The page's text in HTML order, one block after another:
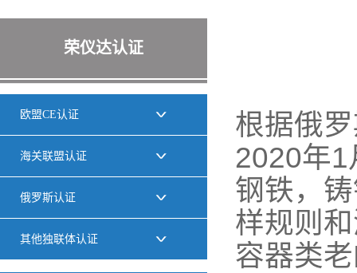
荣仪达认证
欧盟CE认证
海关联盟认证
俄罗斯认证
其他独联体认证
根据俄
2020年1
钢铁，
样规则
容器类